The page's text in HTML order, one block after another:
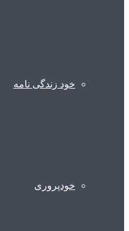
خود زندگی نامه
خودپروری